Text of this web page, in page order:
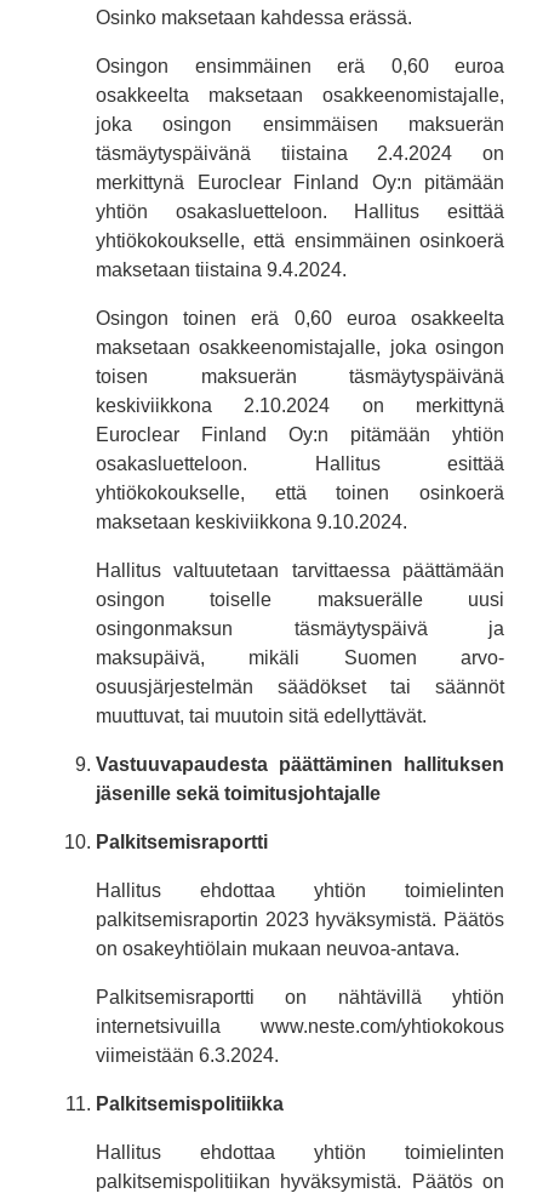
Osinko maksetaan kahdessa erässä.
Osingon ensimmäinen erä 0,60 euroa
osakkeelta maksetaan osakkeenomistajalle,
joka osingon ensimmäisen maksuerän
täsmäytyspäivänä tiistaina 2.4.2024 on
merkittynä Euroclear Finland Oy:n pitämään
yhtiön osakasluetteloon. Hallitus esittää
yhtiökokoukselle, että ensimmäinen osinkoerä
maksetaan tiistaina 9.4.2024.
Osingon toinen erä 0,60 euroa osakkeelta
maksetaan osakkeenomistajalle, joka osingon
toisen maksuerän täsmäytyspäivänä
keskiviikkona 2.10.2024 on merkittynä
Euroclear Finland Oy:n pitämään yhtiön
osakasluetteloon. Hallitus esittää
yhtiökokoukselle, että toinen osinkoerä
maksetaan keskiviikkona 9.10.2024.
Hallitus valtuutetaan tarvittaessa päättämään
osingon toiselle maksuerälle uusi
osingonmaksun täsmäytyspäivä ja
maksupäivä, mikäli Suomen arvo-
osuusjärjestelmän säädökset tai säännöt
muuttuvat, tai muutoin sitä edellyttävät.
Vastuuvapaudesta päättäminen hallituksen
jäsenille sekä toimitusjohtajalle
Palkitsemisraportti
Hallitus ehdottaa yhtiön toimielinten
palkitsemisraportin 2023 hyväksymistä. Päätös
on osakeyhtiölain mukaan neuvoa-antava.
Palkitsemisraportti on nähtävillä yhtiön
internetsivuilla www.neste.com/yhtiokokous
viimeistään 6.3.2024.
Palkitsemispolitiikka
Hallitus ehdottaa yhtiön toimielinten
palkitsemispolitiikan hyväksymistä. Päätös on